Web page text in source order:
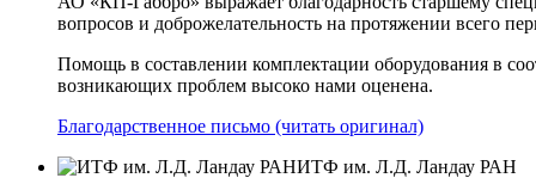
вопросов и доброжелательность на протяжении всего
Помощь в составлении комплектации оборудования в
возникающих проблем высоко нами оценена.
Благодарственное письмо (читать оригинал)
ИТФ им. Л.Д. Ландау РАН